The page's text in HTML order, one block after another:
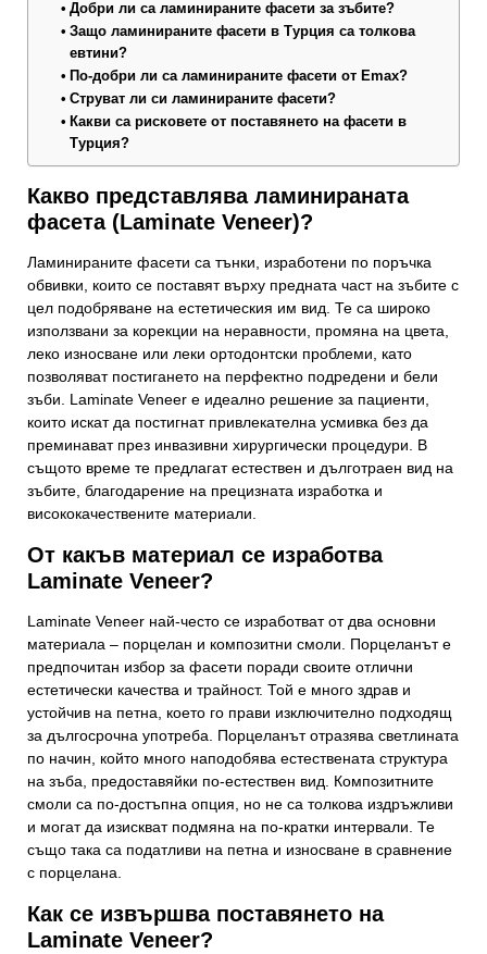
Добри ли са ламинираните фасети за зъбите?
Защо ламинираните фасети в Турция са толкова
евтини?
По-добри ли са ламинираните фасети от Emax?
Струват ли си ламинираните фасети?
Какви са рисковете от поставянето на фасети в
Турция?
Какво представлява ламинираната
фасета (Laminate Veneer)?
Ламинираните фасети са тънки, изработени по поръчка
обвивки, които се поставят върху предната част на зъбите с
цел подобряване на естетическия им вид. Те са широко
използвани за корекции на неравности, промяна на цвета,
леко износване или леки ортодонтски проблеми, като
позволяват постигането на перфектно подредени и бели
зъби. Laminate Veneer е идеално решение за пациенти,
които искат да постигнат привлекателна усмивка без да
преминават през инвазивни хирургически процедури. В
същото време те предлагат естествен и дълготраен вид на
зъбите, благодарение на прецизната изработка и
висококачествените материали.
От какъв материал се изработва
Laminate Veneer?
Laminate Veneer най-често се изработват от два основни
материала – порцелан и композитни смоли. Порцеланът е
предпочитан избор за фасети поради своите отлични
естетически качества и трайност. Той е много здрав и
устойчив на петна, което го прави изключително подходящ
за дългосрочна употреба. Порцеланът отразява светлината
по начин, който много наподобява естествената структура
на зъба, предоставяйки по-естествен вид. Композитните
смоли са по-достъпна опция, но не са толкова издръжливи
и могат да изискват подмяна на по-кратки интервали. Те
също така са податливи на петна и износване в сравнение
с порцелана.
Как се извършва поставянето на
Laminate Veneer?